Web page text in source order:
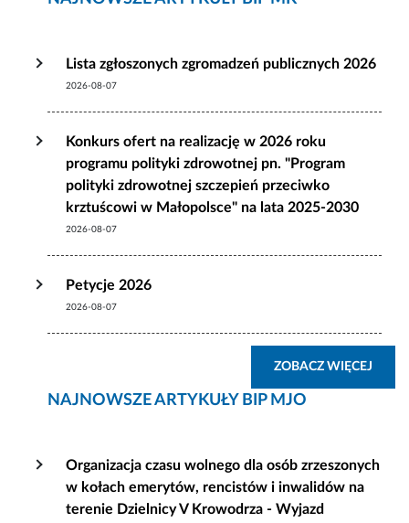
Lista zgłoszonych zgromadzeń publicznych 2026
2026-08-07
Konkurs ofert na realizację w 2026 roku
programu polityki zdrowotnej pn. "Program
polityki zdrowotnej szczepień przeciwko
krztuścowi w Małopolsce" na lata 2025-2030
2026-08-07
Petycje 2026
2026-08-07
ZOBACZ WIĘCEJ
NAJNOWSZE ARTYKUŁY BIP MJO
Organizacja czasu wolnego dla osób zrzeszonych
w kołach emerytów, rencistów i inwalidów na
terenie Dzielnicy V Krowodrza - Wyjazd